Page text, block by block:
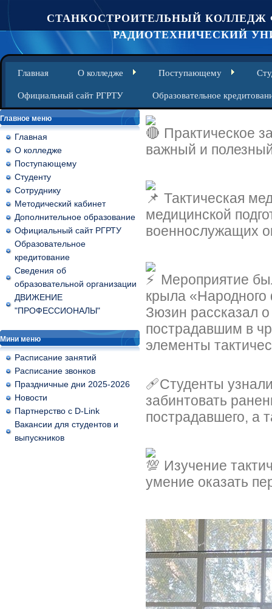
СТАНКОСТРОИТЕЛЬНЫЙ КОЛЛЕДЖ
РАДИОТЕХНИЧЕСКИЙ
Главная О колледже Поступающему
Официальный сайт РГРТУ Образовательное
Главное меню
Главная
О колледже
Поступающему
Студенту
Сотруднику
Методический кабинет
Дополнительное образование
Официальный сайт РГРТУ
Образовательное
кредитование
Сведения об
образовательной организации
ДВИЖЕНИЕ
"ПРОФЕССИОНАЛЫ"
Мини меню
Расписание занятий
Расписание звонков
Праздничные дни 2025-2026
Новости
Партнерство с D-Link
Вакансии для студентов и
выпускников
Практическое
важный и
Тактическая
медицинской
военнослужащих
Мероприятие
крыла
Зюзин рассказал
пострадавшим в
элементы
🩹Студенты
забинтовать
пострадавшего, а
Изучение
умение оказать